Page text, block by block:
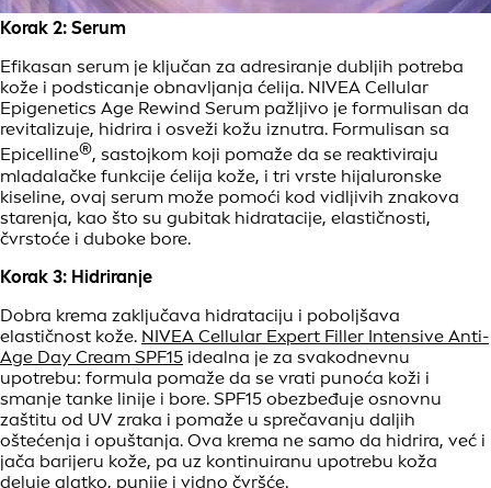
Korak 2: Serum
Efikasan serum je ključan za adresiranje dubljih potreba
kože i podsticanje obnavljanja ćelija. NIVEA Cellular
Epigenetics Age Rewind Serum pažljivo je formulisan da
revitalizuje, hidrira i osveži kožu iznutra. Formulisan sa
Epicelline®, sastojkom koji pomaže da se reaktiviraju
mladalačke funkcije ćelija kože, i tri vrste hijaluronske
kiseline, ovaj serum može pomoći kod vidljivih znakova
starenja, kao što su gubitak hidratacije, elastičnosti,
čvrstoće i duboke bore.
Korak 3: Hidriranje
Dobra krema zaključava hidrataciju i poboljšava
elastičnost kože. NIVEA Cellular Expert Filler Intensive Anti-
Age Day Cream SPF15 idealna je za svakodnevnu
upotrebu: formula pomaže da se vrati punoća koži i
smanje tanke linije i bore. SPF15 obezbeđuje osnovnu
zaštitu od UV zraka i pomaže u sprečavanju daljih
oštećenja i opuštanja. Ova krema ne samo da hidrira, već i
jača barijeru kože, pa uz kontinuiranu upotrebu koža
deluje glatko, punije i vidno čvršće.